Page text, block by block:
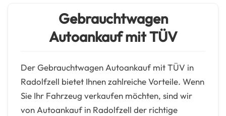
Gebrauchtwagen
Autoankauf mit TÜV
Der Gebrauchtwagen Autoankauf mit TÜV in
Radolfzell bietet Ihnen zahlreiche Vorteile. Wenn
Sie Ihr Fahrzeug verkaufen möchten, sind wir
von Autoankauf in Radolfzell der richtige